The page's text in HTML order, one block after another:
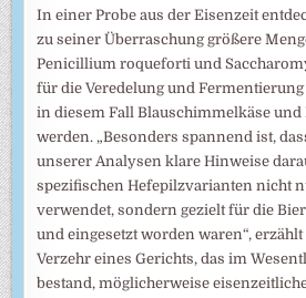
In einer Probe aus der Eisenzeit
zu seiner Überraschung größere
Penicillium roqueforti und
für die Veredelung und
in diesem Fall Blauschimmelkäse
werden. „Besonders spannend ist,
unserer Analysen klare Hinweise
spezifischen Hefepilzvarianten nicht
verwendet, sondern gezielt für die
und eingesetzt worden waren“,
Verzehr eines Gerichts, das im
bestand, möglicherweise